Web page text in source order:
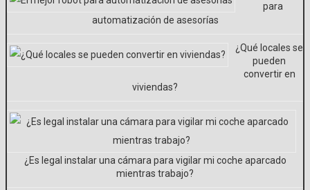
para
automatización de asesorías
¿Qué locales se
pueden
convertir en
viviendas?
¿Es legal instalar una cámara para vigilar mi coche aparcado
mientras trabajo?